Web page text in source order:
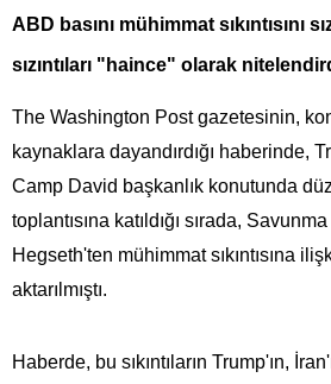
ABD basını mühimmat sıkıntısını
sızıntıları "haince" olarak
The Washington Post gazetesinin,
kaynaklara dayandırdığı haberinde,
Camp David başkanlık konutunda
toplantısına katıldığı sırada,
Hegseth'ten mühimmat sıkıntısına
aktarılmıştı.
Haberde, bu sıkıntıların Trump'ın,